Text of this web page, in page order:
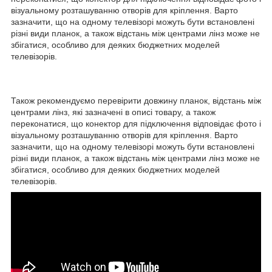
візуальному розташуванню отворів для кріплення. Варто
зазначити, що на одному телевізорі можуть бути встановлені
різні види планок, а також відстань між центрами лінз може не
збігатися, особливо для деяких бюджетних моделей
телевізорів.
Також рекомендуємо перевірити довжину планок, відстань між
центрами лінз, які зазначені в описі товару, а також
переконатися, що конектор для підключення відповідає фото і
візуальному розташуванню отворів для кріплення. Варто
зазначити, що на одному телевізорі можуть бути встановлені
різні види планок, а також відстань між центрами лінз може не
збігатися, особливо для деяких бюджетних моделей
телевізорів.